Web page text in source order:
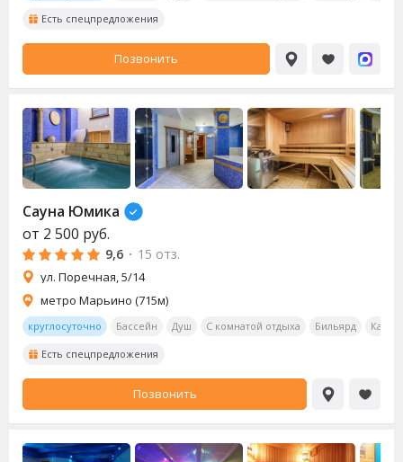
Есть спецпредложения
Позвонить
Сауна Юмика
от 2 500 руб.
9,6 · 15 отз.
ул. Поречная, 5/14
метро Марьино (715м)
круглосуточно Бассейн Душ С комнатой отдыха Бильярд
Есть спецпредложения
Позвонить